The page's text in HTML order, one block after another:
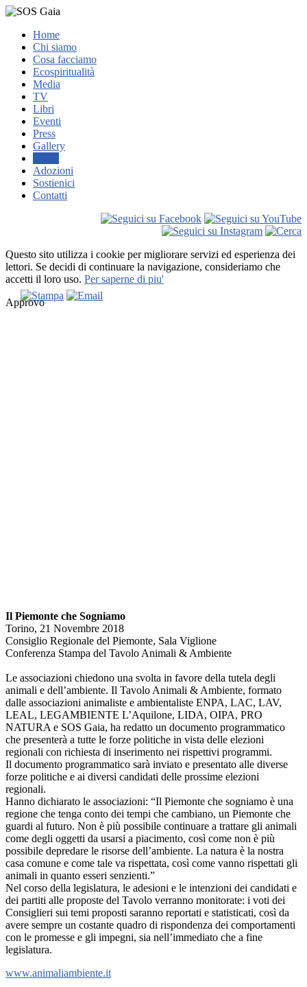
Home
Chi siamo
Cosa facciamo
Ecospiritualità
Media
TV
Libri
Eventi
Press
Gallery
Adozioni
Sostienici
Contatti
Questo sito utilizza i cookie per migliorare servizi ed esperienza dei
lettori. Se decidi di continuare la navigazione, consideriamo che
accetti il loro uso. Per saperne di piu'
Approvo
Il Piemonte che Sogniamo
Torino, 21 Novembre 2018
Consiglio Regionale del Piemonte, Sala Viglione
Conferenza Stampa del Tavolo Animali & Ambiente
Le associazioni chiedono una svolta in favore della tutela degli
animali e dell’ambiente. Il Tavolo Animali & Ambiente, formato
dalle associazioni animaliste e ambientaliste ENPA, LAC, LAV,
LEAL, LEGAMBIENTE L’Aquilone, LIDA, OIPA, PRO
NATURA e SOS Gaia, ha redatto un documento programmatico
che presenterà a tutte le forze politiche in vista delle elezioni
regionali con richiesta di inserimento nei rispettivi programmi.
Il documento programmatico sarà inviato e presentato alle diverse
forze politiche e ai diversi candidati delle prossime elezioni
regionali.
Hanno dichiarato le associazioni: “Il Piemonte che sogniamo è una
regione che tenga conto dei tempi che cambiano, un Piemonte che
guardi al futuro. Non è più possibile continuare a trattare gli animali
come degli oggetti da usarsi a piacimento, così come non è più
possibile depredare le risorse dell’ambiente. La natura è la nostra
casa comune e come tale va rispettata, così come vanno rispettati gli
animali in quanto esseri senzienti.”
Nel corso della legislatura, le adesioni e le intenzioni dei candidati e
dei partiti alle proposte del Tavolo verranno monitorate: i voti dei
Consiglieri sui temi proposti saranno reportati e statisticati, così da
avere sempre un costante quadro di rispondenza dei comportamenti
con le promesse e gli impegni, sia nell’immediato che a fine
legislatura.
www.animaliambiente.it